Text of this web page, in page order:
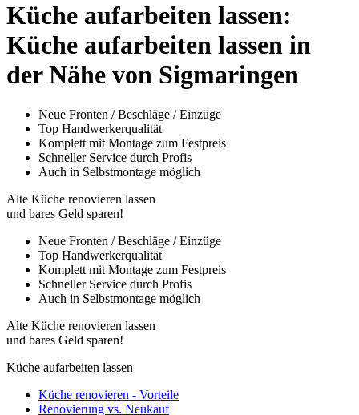
Küche aufarbeiten lassen:
Küche aufarbeiten lassen in
der Nähe von Sigmaringen
Neue Fronten / Beschläge / Einzüge
Top Handwerkerqualität
Komplett mit Montage zum Festpreis
Schneller Service durch Profis
Auch in Selbstmontage möglich
Alte Küche renovieren lassen
und bares Geld sparen!
Neue Fronten / Beschläge / Einzüge
Top Handwerkerqualität
Komplett mit Montage zum Festpreis
Schneller Service durch Profis
Auch in Selbstmontage möglich
Alte Küche renovieren lassen
und bares Geld sparen!
Küche aufarbeiten lassen
Küche renovieren - Vorteile
Renovierung vs. Neukauf